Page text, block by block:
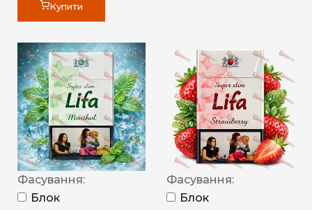
Купити
Фасування:
Блок
Фасування:
Блок